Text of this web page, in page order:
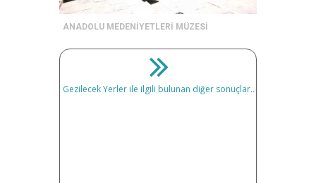
ANADOLU MEDENİYETLERİ MÜZESİ
Gezilecek Yerler ile ilgili bulunan diğer sonuçlar..